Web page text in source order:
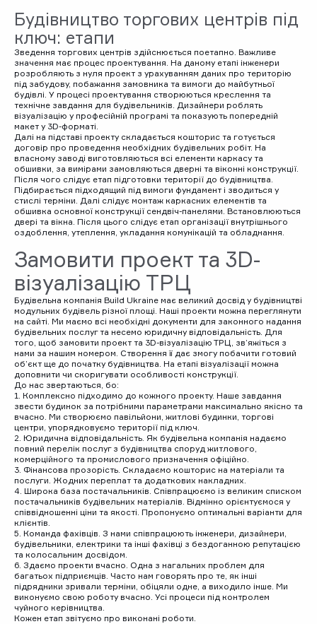
Будівництво торгових центрів під
ключ: етапи
Зведення торгових центрів здійснюється поетапно. Важливе
значення має процес проектування. На даному етапі інженери
розробляють з нуля проект з урахуванням даних про територію
під забудову, побажання замовника та вимоги до майбутньої
будівлі. У процесі проектування створюються креслення та
технічне завдання для будівельників. Дизайнери роблять
візуалізацію у професійній програмі та показують попередній
макет у 3D-форматі.
Далі на підставі проекту складається кошторис та готується
договір про проведення необхідних будівельних робіт. На
власному заводі виготовляються всі елементи каркасу та
обшивки, за вимірами замовляються дверні та віконні конструкції.
Після чого слідує етап підготовки території до будівництва.
Підбирається підходящий під вимоги фундамент і зводиться у
стислі терміни. Далі слідує монтаж каркасних елементів та
обшивка основної конструкції сендвіч-панелями. Встановлюються
двері та вікна. Після цього слідує етап організації внутрішнього
оздоблення, утеплення, укладання комунікацій та обладнання.
Замовити проект та 3D-
візуалізацію ТРЦ
Будівельна компанія Build Ukraine має великий досвід у будівництві
модульних будівель різної площі. Наші проекти можна переглянути
на сайті. Ми маємо всі необхідні документи для законного надання
будівельних послуг та несемо юридичну відповідальність. Для
того, щоб замовити проект та 3D-візуалізацію ТРЦ, зв’яжіться з
нами за нашим номером. Створення її дає змогу побачити готовий
об’єкт ще до початку будівництва. На етапі візуалізації можна
доповнити чи скоригувати особливості конструкції.
До нас звертаються, бо:
1. Комплексно підходимо до кожного проекту. Наше завдання
звести будинок за потрібними параметрами максимально якісно та
вчасно. Ми створюємо павільйони, житлові будинки, торгові
центри, упорядковуємо території під ключ.
2. Юридична відповідальність. Як будівельна компанія надаємо
повний перелік послуг з будівництва споруд житлового,
комерційного та промислового призначення офіційно.
3. Фінансова прозорість. Складаємо кошторис на матеріали та
послуги. Жодних переплат та додаткових накладних.
4. Широка база постачальників. Співпрацюємо із великим списком
постачальників будівельних матеріалів. Відмінно орієнтуємося у
співвідношенні ціни та якості. Пропонуємо оптимальні варіанти для
клієнтів.
5. Команда фахівців. З нами співпрацюють інженери, дизайнери,
будівельники, електрики та інші фахівці з бездоганною репутацією
та колосальним досвідом.
6. Здаємо проекти вчасно. Одна з нагальних проблем для
багатьох підприємців. Часто нам говорять про те, як інші
підрядники зривали терміни, обіцяли одне, а виходило інше. Ми
виконуємо свою роботу вчасно. Усі процеси під контролем
чуйного керівництва.
Кожен етап звітуємо про виконані роботи.